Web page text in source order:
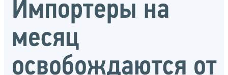
Импортеры на
месяц
освобождаются от